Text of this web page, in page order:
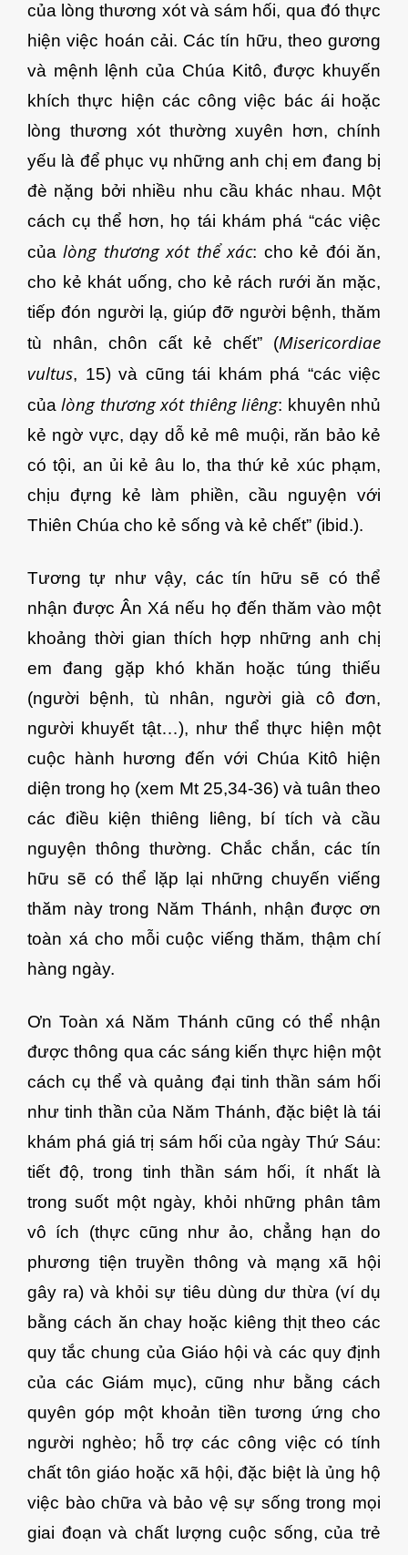
của lòng thương xót và sám hối, qua đó thực
hiện việc hoán cải. Các tín hữu, theo gương
và mệnh lệnh của Chúa Kitô, được khuyến
khích thực hiện các công việc bác ái hoặc
lòng thương xót thường xuyên hơn, chính
yếu là để phục vụ những anh chị em đang bị
đè nặng bởi nhiều nhu cầu khác nhau. Một
cách cụ thể hơn, họ tái khám phá “các việc
củalòng thương xót thể xác: cho kẻ đói ăn,
cho kẻ khát uống, cho kẻ rách rưới ăn mặc,
tiếp đón người lạ, giúp đỡ người bệnh, thăm
tù nhân, chôn cất kẻ chết” (Misericordiae
vultus, 15) và cũng tái khám phá “các việc
củalòng thương xót thiêng liêng: khuyên nhủ
kẻ ngờ vực, dạy dỗ kẻ mê muội, răn bảo kẻ
có tội, an ủi kẻ âu lo, tha thứ kẻ xúc phạm,
chịu đựng kẻ làm phiền, cầu nguyện với
Thiên Chúa cho kẻ sống và kẻ chết” (ibid.).
Tương tự như vậy, các tín hữu sẽ có thể
nhận được Ân Xá nếu họ đến thăm vào một
khoảng thời gian thích hợp những anh chị
em đang gặp khó khăn hoặc túng thiếu
(người bệnh, tù nhân, người già cô đơn,
người khuyết tật…), như thể thực hiện một
cuộc hành hương đến với Chúa Kitô hiện
diện trong họ (xem Mt 25,34-36) và tuân theo
các điều kiện thiêng liêng, bí tích và cầu
nguyện thông thường. Chắc chắn, các tín
hữu sẽ có thể lặp lại những chuyến viếng
thăm này trong Năm Thánh, nhận được ơn
toàn xá cho mỗi cuộc viếng thăm, thậm chí
hàng ngày.
Ơn Toàn xá Năm Thánh cũng có thể nhận
được thông qua các sáng kiến ​​thực hiện một
cách cụ thể và quảng đại tinh thần sám hối
như tinh thần của Năm Thánh, đặc biệt là tái
khám phá giá trị sám hối của ngày Thứ Sáu:
tiết độ, trong tinh thần sám hối, ít nhất là
trong suốt một ngày, khỏi những phân tâm
vô ích (thực cũng như ảo, chẳng hạn do
phương tiện truyền thông và mạng xã hội
gây ra) và khỏi sự tiêu dùng dư thừa (ví dụ
bằng cách ăn chay hoặc kiêng thịt theo các
quy tắc chung của Giáo hội và các quy định
của các Giám mục), cũng như bằng cách
quyên góp một khoản tiền tương ứng cho
người nghèo; hỗ trợ các công việc có tính
chất tôn giáo hoặc xã hội, đặc biệt là ủng hộ
việc bào chữa và bảo vệ sự sống trong mọi
giai đoạn và chất lượng cuộc sống, của trẻ